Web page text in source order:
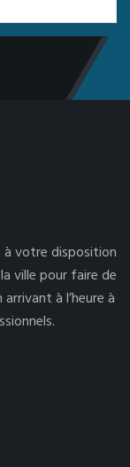
votre disposition
ville pour faire de
à l’heure à